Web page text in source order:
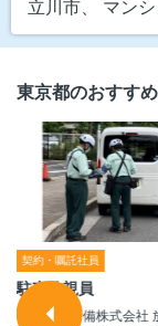
東京都のおすす
契約・嘱託社員
駐車監視員
シンテイ警備株式会社